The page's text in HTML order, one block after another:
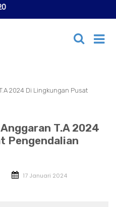
2024 Di Lingkungan Pusat
T.A 2024
Pengendalian
17 Januari 2024